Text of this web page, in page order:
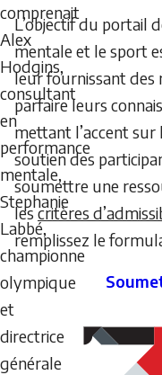
comprenait
Alex
Hodgins,
consultant
en
performance
mentale,
Stephanie
Labbé,
championne
olympique
et
directrice
générale
L’objectif du portail
mentale et le sport
leur fournissant des
parfaire leurs
mettant l’accent sur
soutien des
soumettre une
lescritères
remplissez le